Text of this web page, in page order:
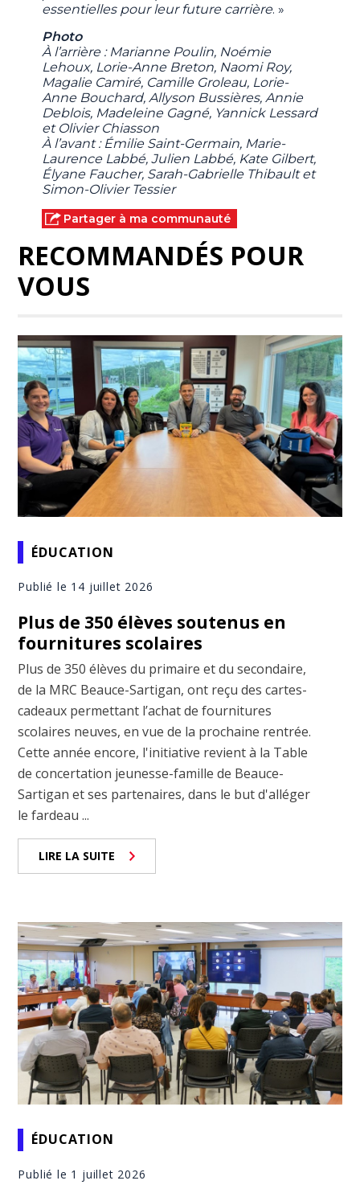
essentielles pour leur future carrière. »
Photo
À l’arrière : Marianne Poulin, Noémie
Lehoux, Lorie-Anne Breton, Naomi Roy,
Magalie Camiré, Camille Groleau, Lorie-
Anne Bouchard, Allyson Bussières, Annie
Deblois, Madeleine Gagné, Yannick Lessard
et Olivier Chiasson
À l’avant : Émilie Saint-Germain, Marie-
Laurence Labbé, Julien Labbé, Kate Gilbert,
Élyane Faucher, Sarah-Gabrielle Thibault et
Simon-Olivier Tessier
Partager à ma communauté
RECOMMANDÉS POUR
VOUS
ÉDUCATION
Publié le 14 juillet 2026
Plus de 350 élèves soutenus en
fournitures scolaires
Plus de 350 élèves du primaire et du secondaire,
de la MRC Beauce-Sartigan, ont reçu des cartes-
cadeaux permettant l’achat de fournitures
scolaires neuves, en vue de la prochaine rentrée.
Cette année encore, l'initiative revient à la Table
de concertation jeunesse-famille de Beauce-
Sartigan et ses partenaires, dans le but d'alléger
le fardeau ...
LIRE LA SUITE
ÉDUCATION
Publié le 1 juillet 2026